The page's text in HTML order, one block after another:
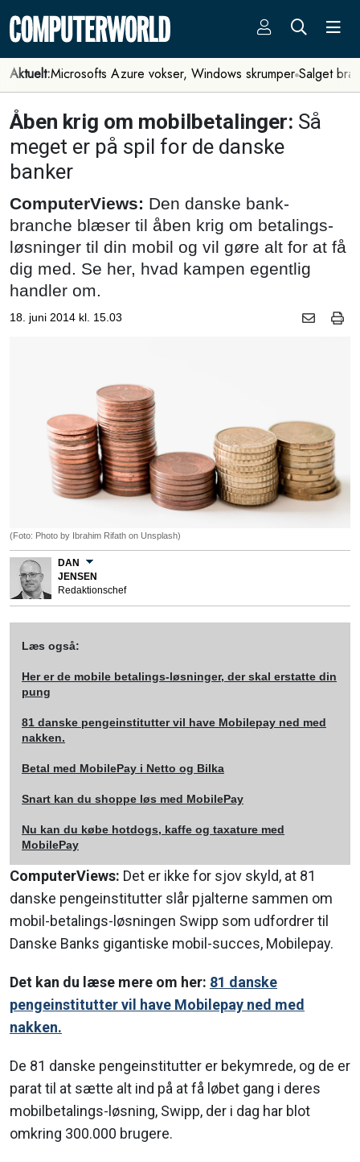
Aktuelt:Microsofts Azure vokser, Windows skrumper Salget
Åben krig om mobilbetalinger: Så
meget er på spil for de danske
banker
ComputerViews: Den danske bank-
branche blæser til åben krig om betalings-
løsninger til din mobil og vil gøre alt for at få
dig med. Se her, hvad kampen egentlig
handler om.
18. juni 2014 kl. 15.03
(Foto: Photo by Ibrahim Rifath on Unsplash)
DAN
JENSEN
Redaktionschef
Læs også:
Her er de mobile betalings-løsninger, der skal erstatte din
pung
81 danske pengeinstitutter vil have Mobilepay ned med
nakken.
Betal med MobilePay i Netto og Bilka
Snart kan du shoppe løs med MobilePay
Nu kan du købe hotdogs, kaffe og taxature med
MobilePay
ComputerViews: Det er ikke for sjov skyld, at 81
danske pengeinstitutter slår pjalterne sammen om
mobil-betalings-løsningen Swipp som udfordrer til
Danske Banks gigantiske mobil-succes, Mobilepay.
Det kan du læse mere om her: 81 danske
pengeinstitutter vil have Mobilepay ned med
nakken.
De 81 danske pengeinstitutter er bekymrede, og de er
parat til at sætte alt ind på at få løbet gang i deres
mobilbetalings-løsning, Swipp, der i dag har blot
omkring 300.000 brugere.